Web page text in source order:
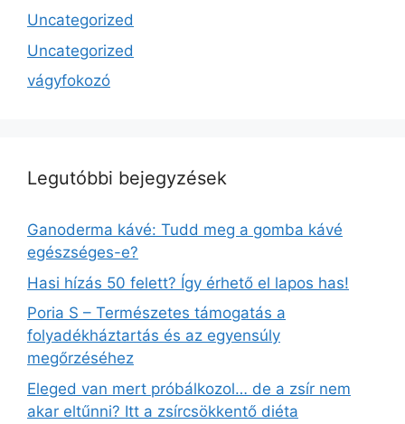
Uncategorized
Uncategorized
vágyfokozó
Legutóbbi bejegyzések
Ganoderma kávé: Tudd meg a gomba kávé
egészséges-e?
Hasi hízás 50 felett? Így érhető el lapos has!
Poria S – Természetes támogatás a
folyadékháztartás és az egyensúly
megőrzéséhez
Eleged van mert próbálkozol… de a zsír nem
akar eltűnni? Itt a zsírcsökkentő diéta